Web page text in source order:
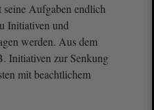
Aufgaben endlich
Initiativen und
werden. Aus dem
Initiativen zur Senkung
mit beachtlichem